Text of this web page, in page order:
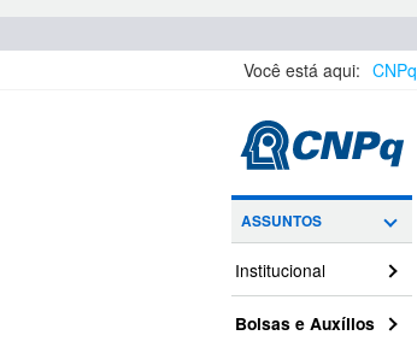
Você está aqui: CNPq
ASSUNTOS
Institucional
Bolsas e Auxílios